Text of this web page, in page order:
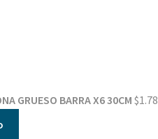
GRUESO BARRA X6 30CM $1.78